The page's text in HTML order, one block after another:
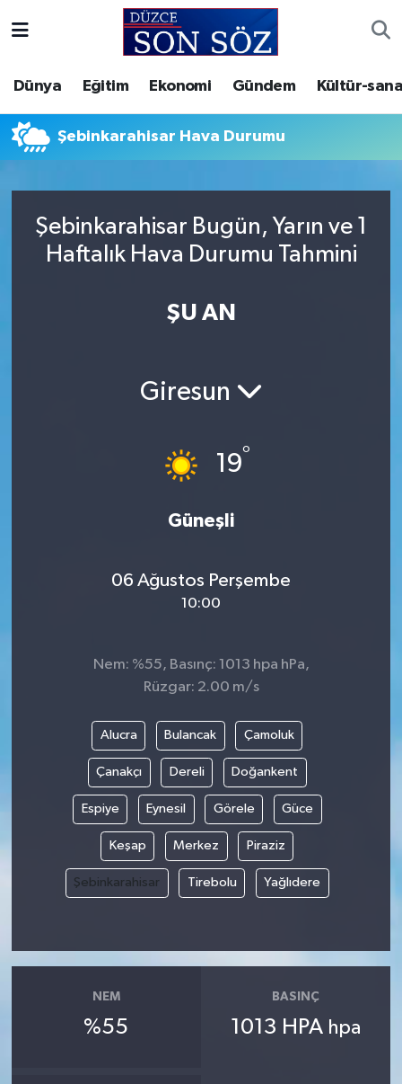
Dünya Eğitim Ekonomi Gündem Kültür-
Şebinkarahisar Hava Durumu
Şebinkarahisar Bugün, Yarın ve 1
Haftalık Hava Durumu Tahmini
ŞU AN
Giresun
19°
Güneşli
06 Ağustos Perşembe
10:00
Nem: %55, Basınç: 1013 hpa hPa,
Rüzgar: 2.00 m/s
Alucra Bulancak Çamoluk
Çanakçı Dereli Doğankent
Espiye Eynesil Görele Güce
Keşap Merkez Piraziz
Şebinkarahisar Tirebolu Yağlıdere
NEM
%55
BASINÇ
1013 HPA hpa
Gizlilik Sözleşmesi
İletişim
Video Galeri
Akçakoca Hava Durumu
Akçakoca Trafik Yoğunluk Haritası
Tüm Manşetler